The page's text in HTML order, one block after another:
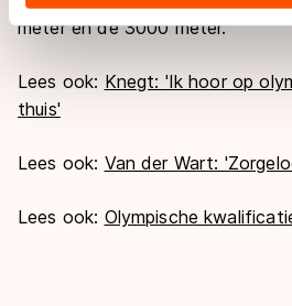
landen buiten de EU, zoals de
adequaat beschermingsniveau
overdracht. Meer informatie vindt
meter en de 3000 meter.
Lees ook: Knegt: 'Ik hoor op
thuis'
Lees ook: Van der Wart:
Lees ook: Olympische